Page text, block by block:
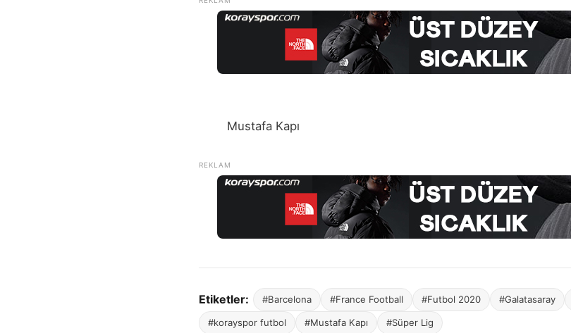
Mustafa Kapı
Etiketler: #Barcelona #France Football #Futbol 2020 #Galatasaray
#korayspor futbol #Mustafa Kapı #Süper Lig